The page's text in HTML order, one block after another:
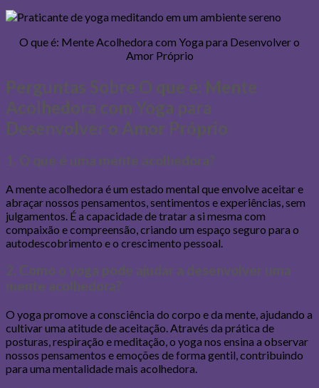
O que é: Mente Acolhedora com Yoga para Desenvolver o
Amor Próprio
Perguntas Sobre O que é: Mente
Acolhedora com Yoga para
Desenvolver o Amor Próprio
1. O que é uma mente acolhedora?
A mente acolhedora é um estado mental que envolve aceitar e
abraçar nossos pensamentos, sentimentos e experiências, sem
julgamentos. É a capacidade de tratar a si mesma com
compaixão e compreensão, criando um espaço seguro para o
autodescobrimento e o crescimento pessoal.
2. Como o yoga pode ajudar a desenvolver uma
mente acolhedora?
O yoga promove a consciência do corpo e da mente, ajudando a
cultivar uma atitude de aceitação. Através da prática de
posturas, respiração e meditação, o yoga nos ensina a observar
nossos pensamentos e emoções de forma gentil, contribuindo
para uma mentalidade mais acolhedora.